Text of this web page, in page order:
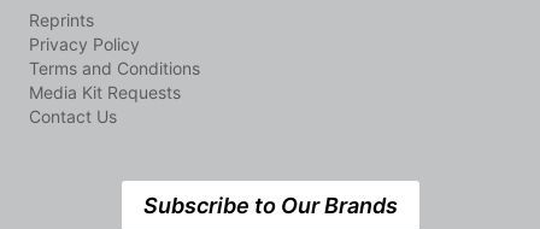
Reprints
Privacy Policy
Terms and Conditions
Media Kit Requests
Contact Us
Subscribe to Our Brands